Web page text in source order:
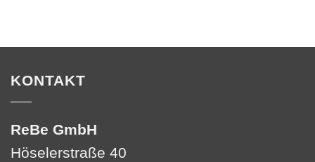
KONTAKT
ReBe GmbH
Höselerstraße 40